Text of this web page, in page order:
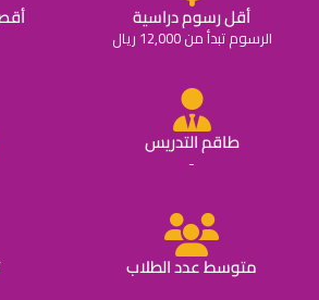
أقل رسوم دراسية
الرسوم تبدأ من 12,000 ريال
طاقم التدريس
-
متوسط عدد الطلاب